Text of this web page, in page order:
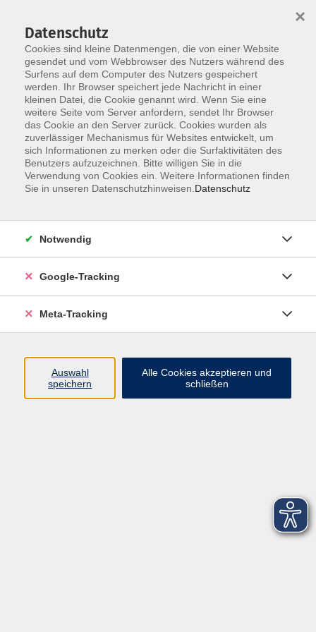
Skip to main content
Der Kurs konnte nicht gefunden werden.
Über uns
Datenschutz
Cookies sind kleine Datenmengen, die von einer Website
gesendet und vom Webbrowser des Nutzers während des
Surfens auf dem Computer des Nutzers gespeichert
werden. Ihr Browser speichert jede Nachricht in einer
kleinen Datei, die Cookie genannt wird. Wenn Sie eine
weitere Seite vom Server anfordern, sendet Ihr Browser
das Cookie an den Server zurück. Cookies wurden als
zuverlässiger Mechanismus für Websites entwickelt, um
sich Informationen zu merken oder die Surfaktivitäten des
Benutzers aufzuzeichnen. Bitte willigen Sie in die
Verwendung von Cookies ein. Weitere Informationen finden
Sie in unseren Datenschutzhinweisen. Datenschutz
×
Notwendig
Google-Tracking
Meta-Tracking
Auswahl
speichern
Alle Cookies akzeptieren und
schließen